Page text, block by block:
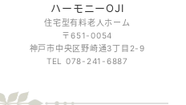
ハーモニーOJI
住宅型有料老人ホーム
〒651-0054
神戸市中央区野崎通3丁目2-9
TEL 078-241-6887